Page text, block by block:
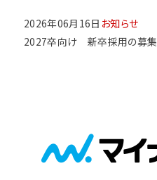
2026年06月16日 お知らせ
2027卒向け 新卒採用の募集